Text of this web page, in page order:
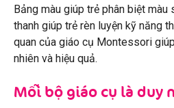
Bảng màu giúp trẻ phân biệt màu
thanh giúp trẻ rèn luyện kỹ năng
quan của giáo cụ Montessori
nhiên và hiệu quả.
Mỗi bộ giáo cụ là duy